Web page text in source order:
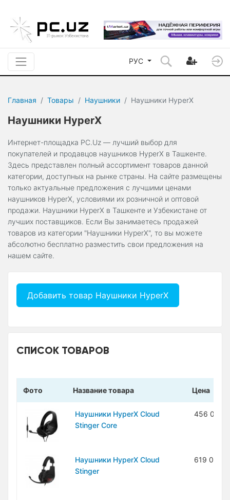
РУС
Главная Товары Наушники Наушники HyperX
Наушники HyperX
Интернет-площадка PC.Uz — лучший выбор для
покупателей и продавцов наушников HyperX в Ташкенте.
Здесь представлен полный ассортимент товаров данной
категории, доступных на рынке страны. На сайте размещены
только актуальные предложения с лучшими ценами
наушников HyperX, условиями их розничной и оптовой
продажи. Наушники HyperX в Ташкенте и Узбекистане от
лучших поставщиков. Если Вы занимаетесь продажей
товаров из категории "Наушники HyperX", то вы можете
абсолютно бесплатно разместить свои предложения на
нашем сайте.
Добавить товар Наушники HyperX
СПИСОК ТОВАРОВ
Фото Название товара Цена
Наушники HyperX Cloud
Stinger Core
456 000
Наушники HyperX Cloud
Stinger
619 000